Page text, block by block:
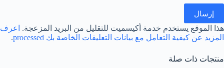
إرسال
هذا الموقع يستخدم خدمة أكيسميت للتقليل من البريد المزعجة.
اعرف
المزيد عن كيفية التعامل مع بيانات التعليقات الخاصة بك processed
.
منتجات ذات صلة